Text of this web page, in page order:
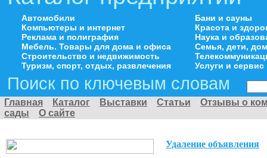
Автомобили
Компьютеры и интернет
Реклама и полиграфия
Мебель. Товары для дома и офиса
Строительство и недвижимость
Туризм, спорт, отдых, развлечения
Бани и сауны
Красота и
Наука и
Семья, дети,
Услуги и сервис
Поиск по ключевым словам
Главная Каталог Выставки Статьи
Отзывы о
сады
О сайте
Удаление объявления